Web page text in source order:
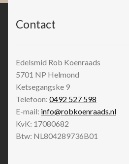
Contact
Edelsmid Rob Koenraads
5701 NP Helmond
Ketsegangske 9
Telefoon: 0492 527 598
E-mail: info@robkoenraads.nl
KvK: 17080682
Btw: NL804289736B01